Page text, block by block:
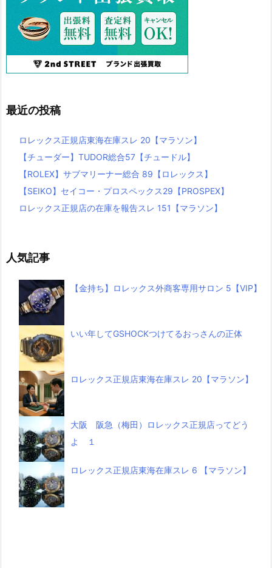
最近の投稿
ロレックス正規店東海在庫スレ 20【マラソン】
【チューダー】TUDOR総合57【チュードル】
【ROLEX】サブマリーナー総合 89【ロレックス】
【SEIKO】セイコー・プロスペックス29【PROSPEX】
ロレックス正規店の在庫を報告スレ 151【マラソン】
人気記事
【金持ち】ロレックス外商客専用サロン 5【VIP】
いい年してGSHOCKつけてるおっさんの正体
ロレックス正規店東海在庫スレ 20【マラソン】
大阪 阪急（梅田）ロレックス正規店ってどう
よ １
ロレックス正規店東海在庫スレ 6 【マラソン】